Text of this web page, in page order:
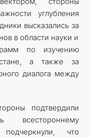
углубления
высказались за
в области науки и
по изучению
а также за
диалога между
подтвердили
всестороннему
что